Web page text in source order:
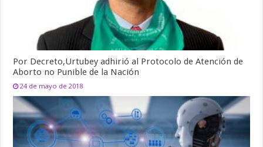
Por Decreto,Urtubey adhirió al Protocolo de Atención de
Aborto no Punible de la Nación
24 de mayo de 2018